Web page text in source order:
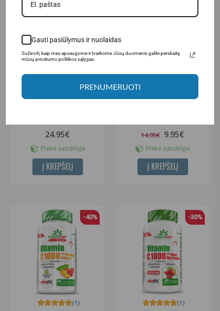
24.95€
Prekė sandėlyje
Į KREPŠELĮ
14.95€ 9.95€
Prekė sandėlyje
Į KREPŠELĮ
-40%
(1)
-30%
(1)
Gauti pasiūlymus ir nuolaidas
Sužinoti, kaip mes apsaugome ir tvarkome Jūsų duomenis galite perskaitę
mūsų privatumo politikos sąlygas.
PRENUMERUOTI